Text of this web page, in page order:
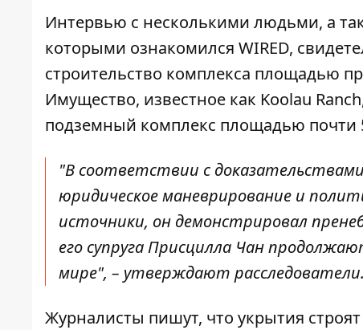
Интервью с несколькими людьми, а
которыми ознакомился WIRED,
строительство комплекса площадью
Имущество, известное как Koolau
подземный комплекс площадью почти
"В соответствии с
юридическое маневрирование и
источники, он демонстрировал
его супруга Присцилла Чан
мире", – утверждают расследователи.
Журналисты пишут, что укрытия